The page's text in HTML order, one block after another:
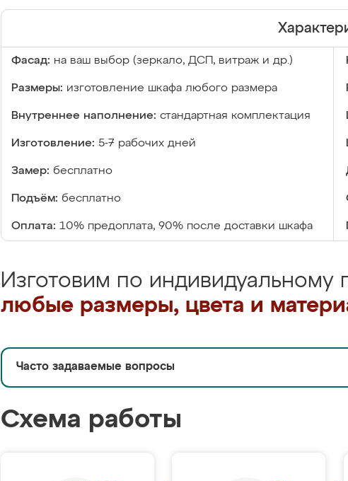
Фасад: на ваш выбор (зеркало, ДСП, витраж и др.)
Размеры: изготовление шкафа любого размера
Внутреннее наполнение: стандартная комплектация
Изготовление: 5-7 рабочих дней
Замер: бесплатно
Подъём: бесплатно
Оплата: 10% предоплата, 90% после доставки шкафа
Изготовим по индивидуальному
любые размеры, цвета и
Часто задаваемые вопросы
Схема работы